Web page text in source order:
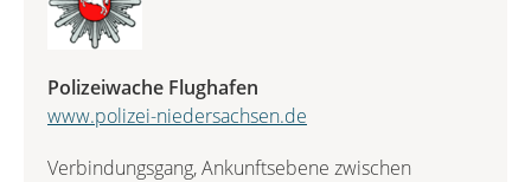
Polizeiwache Flughafen
www.polizei-niedersachsen.de
Verbindungsgang, Ankunftsebene zwischen